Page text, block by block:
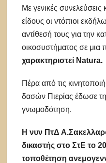
Με γενικές συνελεύσεις
είδους οι ντόπιοι
αντίθεσή τους για την
οικοσυστήματος σε μια
χαρακτηριστεί Natura.
Πέρα από τις
δασών Πιερίας έδωσε τη
γνωμοδότηση.
Η νυν ΠτΔ
δικαστής στο ΣτΕ το
τοποθέτηση